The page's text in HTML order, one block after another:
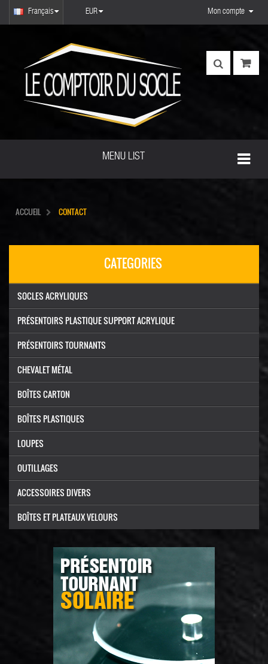
Mon compte
Français EUR
MENU LIST
ACCUEIL CONTACT
CATEGORIES
SOCLES ACRYLIQUES
PRÉSENTOIRS PLASTIQUE SUPPORT ACRYLIQUE
PRÉSENTOIRS TOURNANTS
CHEVALET MÉTAL
BOÎTES CARTON
BOÎTES PLASTIQUES
LOUPES
OUTILLAGES
ACCESSOIRES DIVERS
BOÎTES ET PLATEAUX VELOURS